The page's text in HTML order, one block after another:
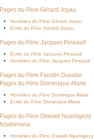
Pages du Père Gérard Joyau
Homélies du Père Gérard Joyau
Ecrits du Père Gérard Joyau
Pages du Père Jacques Pineault
Ecrits du Père Jacques Pineault
Homélies du Père Jacques Pineault
Pages du Père Faustin Dusabe
Pages du Père Dominique-Marie
Homélies du Père Dominique-Marie
Ecrits du Père Dominique-Marie
Pages du Père Oswald Nyamigezy
Nsabimana
Homélies du Père Oswald Nyamigezy